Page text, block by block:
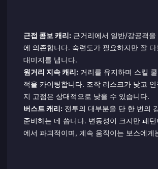
근접 콤보 캐리:근거리에서 일반/강공격을
에 의존합니다. 숙련도가 필요하지만 잘
대미지를 냅니다.
원거리 지속 캐리:거리를 유지하며 스킬
적을 카이팅합니다. 조작 리스크가 낮고
지 고점은 상대적으로 낮을 수 있습니다.
버스트 캐리:전투의 대부분을 단 한 번의
준비하는 데 씁니다. 변동성이 크지만 패
에서 파괴적이며, 계속 움직이는 보스에게